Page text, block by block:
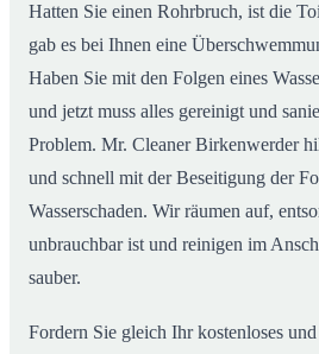
Hatten Sie einen Rohrbruch, ist die
gab es bei Ihnen eine
Haben Sie mit den Folgen eines
und jetzt muss alles gereinigt und
Problem. Mr. Cleaner Birkenwerder
und schnell mit der Beseitigung der
Wasserschaden. Wir räumen auf,
unbrauchbar ist und reinigen im
sauber.
Fordern Sie gleich Ihr kostenloses